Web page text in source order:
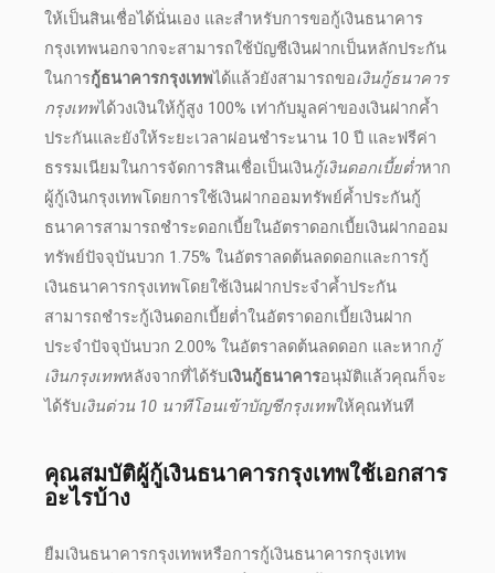
ให้เป็นสินเชื่อได้นั่นเอง และสำหรับการขอกู้เงินธนาคาร
กรุงเทพนอกจากจะสามารถใช้บัญชีเงินฝากเป็นหลักประกัน
ในการกู้ธนาคารกรุงเทพได้แล้วยังสามารถขอเงินกู้ธนาคาร
กรุงเทพได้วงเงินให้กู้สูง 100% เท่ากับมูลค่าของเงินฝากค้ำ
ประกันและยังให้ระยะเวลาผ่อนชำระนาน 10 ปี และฟรีค่า
ธรรมเนียมในการจัดการสินเชื่อเป็นเงินกู้เงินดอกเบี้ยต่ำหาก
ผู้กู้เงินกรุงเทพโดยการใช้เงินฝากออมทรัพย์ค้ำประกันกู้
ธนาคารสามารถชำระดอกเบี้ยในอัตราดอกเบี้ยเงินฝากออม
ทรัพย์ปัจจุบันบวก 1.75% ในอัตราลดต้นลดดอกและการกู้
เงินธนาคารกรุงเทพโดยใช้เงินฝากประจำค้ำประกัน
สามารถชำระกู้เงินดอกเบี้ยต่ำในอัตราดอกเบี้ยเงินฝาก
ประจำปัจจุบันบวก 2.00% ในอัตราลดต้นลดดอก และหากกู้
เงินกรุงเทพหลังจากที่ได้รับเงินกู้ธนาคารอนุมัติแล้วคุณก็จะ
ได้รับเงินด่วน 10 นาทีโอนเข้าบัญชีกรุงเทพให้คุณทันที
คุณสมบัติผู้กู้เงินธนาคารกรุงเทพใช้เอกสาร
อะไรบ้าง
ยืมเงินธนาคารกรุงเทพหรือการกู้เงินธนาคารกรุงเทพ